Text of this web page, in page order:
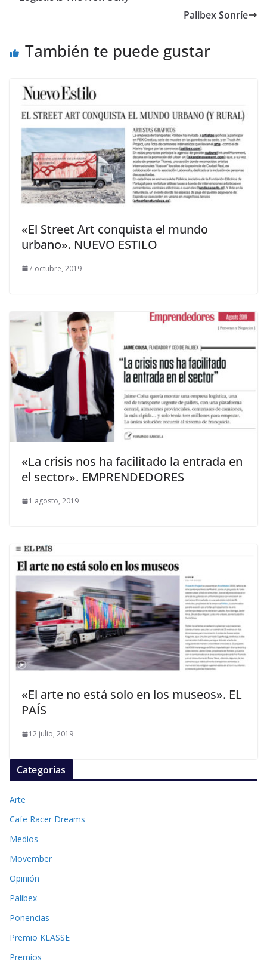
Palibex Sonríe
También te puede gustar
«El Street Art conquista el mundo
urbano». NUEVO ESTILO
7 octubre, 2019
«La crisis nos ha facilitado la entrada en
el sector». EMPRENDEDORES
1 agosto, 2019
«El arte no está solo en los museos». EL
PAÍS
12 julio, 2019
Categorías
Arte
Cafe Racer Dreams
Medios
Movember
Opinión
Palibex
Ponencias
Premio KLASSE
Premios